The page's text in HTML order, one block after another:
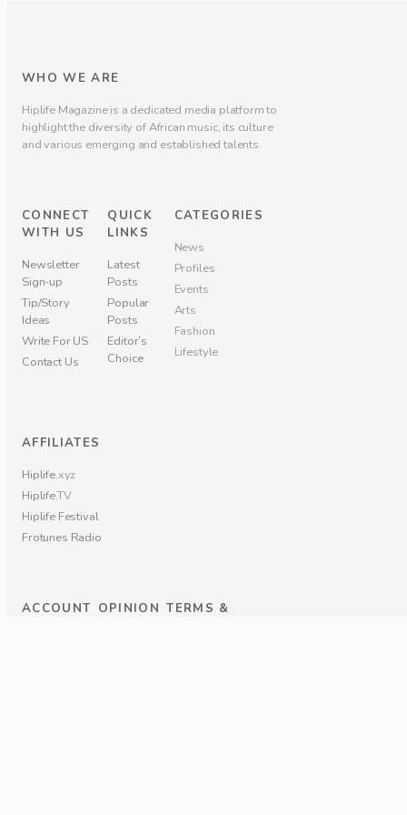
WHO WE ARE
Hiplife Magazine is a dedicated media platform to
highlight the diversity of African music, its culture
and various emerging and established talents.
CONNECT
WITH US
Newsletter
Sign-up
Tip/Story
Ideas
Write For US
Contact Us
QUICK
LINKS
Latest
Posts
Popular
Posts
Editor’s
Choice
CATEGORIES
News
Profiles
Events
Arts
Fashion
Lifestyle
AFFILIATES
Hiplife.xyz
Hiplife.TV
Hiplife Festival
Frotunes Radio
ACCOUNT OPINION TERMS &